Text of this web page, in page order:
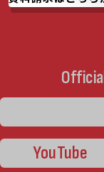
YouTube